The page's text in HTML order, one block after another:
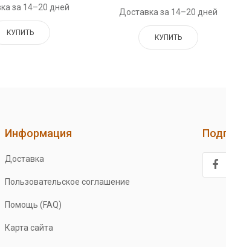
за 14–20 дней
КУПИТЬ
Доставка за 14–20 дней
КУПИТЬ
Информация
Доставка
Пользовательское соглашение
Помощь (FAQ)
Карта сайта